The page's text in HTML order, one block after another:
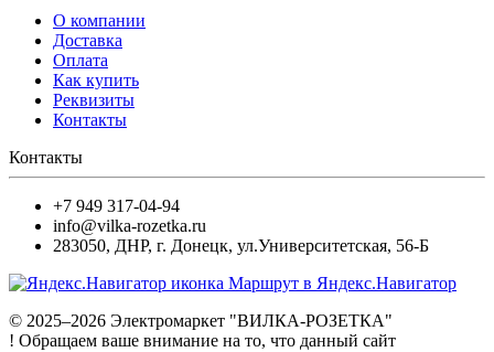
О компании
Доставка
Оплата
Как купить
Реквизиты
Контакты
Контакты
+7 949 317-04-94
info@vilka-rozetka.ru
283050, ДНР, г. Донецк, ул.Университетская, 56-Б
Маршрут в Яндекс.Навигатор
© 2025–2026 Электромаркет "ВИЛКА-РОЗЕТКА"
! Обращаем ваше внимание на то, что данный сайт